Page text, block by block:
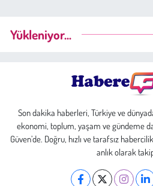
Yükleniyor...
Son dakika haberleri, Türkiye ve
ekonomi, toplum, yaşam ve gündeme
Güven’de. Doğru, hızlı ve tarafsız
anlık olarak